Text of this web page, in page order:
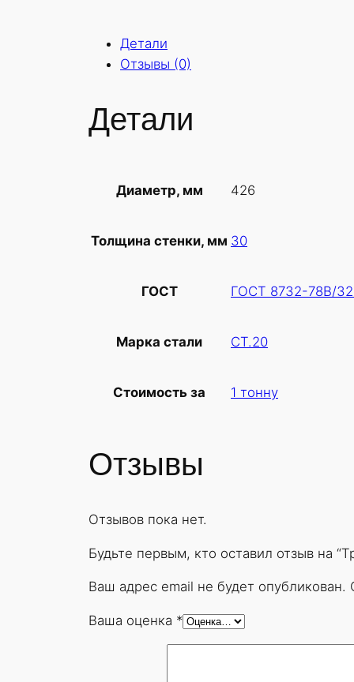
Детали
Отзывы (0)
Детали
Диаметр, мм 426
Толщина стенки, мм 30
ГОСТ ГОСТ 8732-78В/
Марка стали СТ.20
Стоимость за 1 тонну
Отзывы
Отзывов пока нет.
Будьте первым, кто оставил отзыв на
Ваш адрес email не будет опубликован.
Ваша оценка *